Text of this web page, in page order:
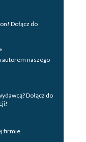
Dołącz do
autorem naszego
Dołącz do
firmie.